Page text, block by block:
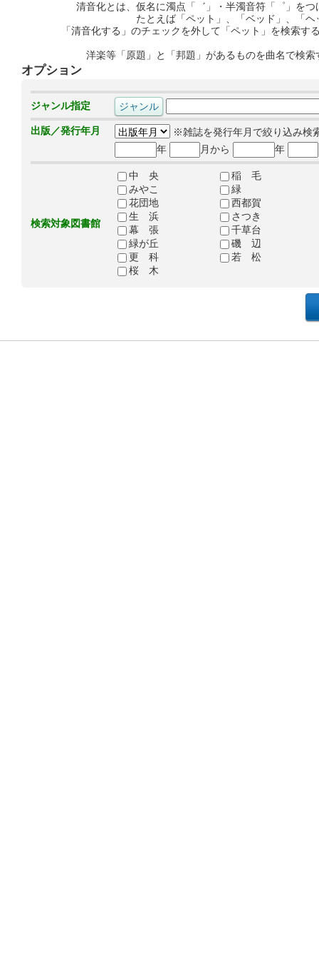
清音化とは、仮名に濁点「゛」・半濁音符「゜」を
たとえば「ペット」、「ベッド」、「
「清音化する」のチェックを外して「ペット」を検索
洋楽等「原題」と「邦題」があるものを曲名で検
オプション
ジャンル指定
出版／発行年月
※雑誌を発行年月で絞り込み検
年
月から 年
検索対象図書館
中 央
稲 毛
みやこ
緑
花団地
西都賀
生 浜
さつき
幕 張
千草台
緑が丘
磯 辺
更 科
若 松
桜 木